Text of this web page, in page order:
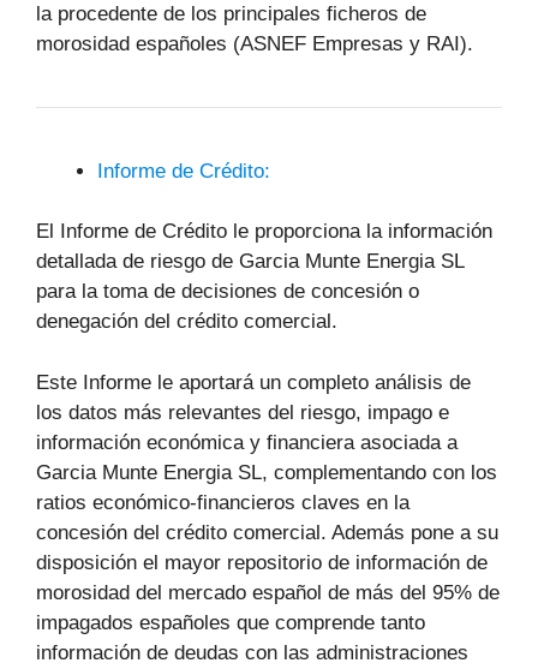
la procedente de los principales ficheros de
morosidad españoles (ASNEF Empresas y RAI).
Informe de Crédito:
El Informe de Crédito le proporciona la información
detallada de riesgo de Garcia Munte Energia SL
para la toma de decisiones de concesión o
denegación del crédito comercial.
Este Informe le aportará un completo análisis de
los datos más relevantes del riesgo, impago e
información económica y financiera asociada a
Garcia Munte Energia SL, complementando con los
ratios económico-financieros claves en la
concesión del crédito comercial. Además pone a su
disposición el mayor repositorio de información de
morosidad del mercado español de más del 95% de
impagados españoles que comprende tanto
información de deudas con las administraciones